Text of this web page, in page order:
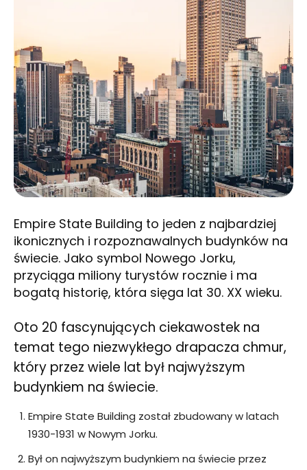
Empire State Building to jeden z najbardziej
ikonicznych i rozpoznawalnych budynków na
świecie. Jako symbol Nowego Jorku,
przyciąga miliony turystów rocznie i ma
bogatą historię, która sięga lat 30. XX wieku.
Oto 20 fascynujących ciekawostek na
temat tego niezwykłego drapacza chmur,
który przez wiele lat był najwyższym
budynkiem na świecie.
Empire State Building został zbudowany w latach
1930-1931 w Nowym Jorku.
Był on najwyższym budynkiem na świecie przez